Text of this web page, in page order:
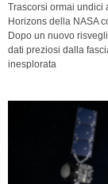
Trascorsi ormai undici
Horizons della NASA
Dopo un nuovo
dati preziosi dalla
inesplorata